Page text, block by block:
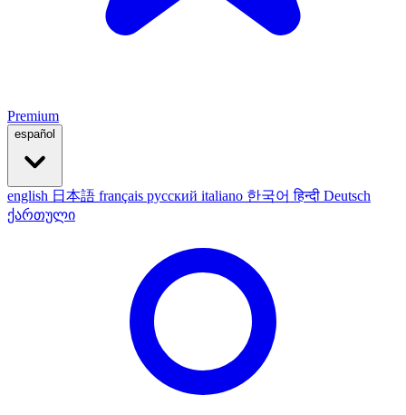
Premium
español
english 日本語 français русский italiano 한국어हिन्दी Deutsch
ქართული